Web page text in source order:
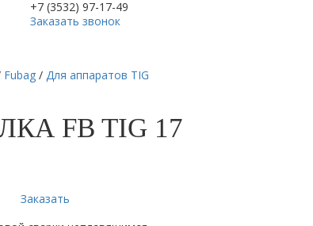
+7 (3532) 97-17-49
Заказать звонок
Fubag/ Для аппаратов TIG
FB TIG 17
Заказать